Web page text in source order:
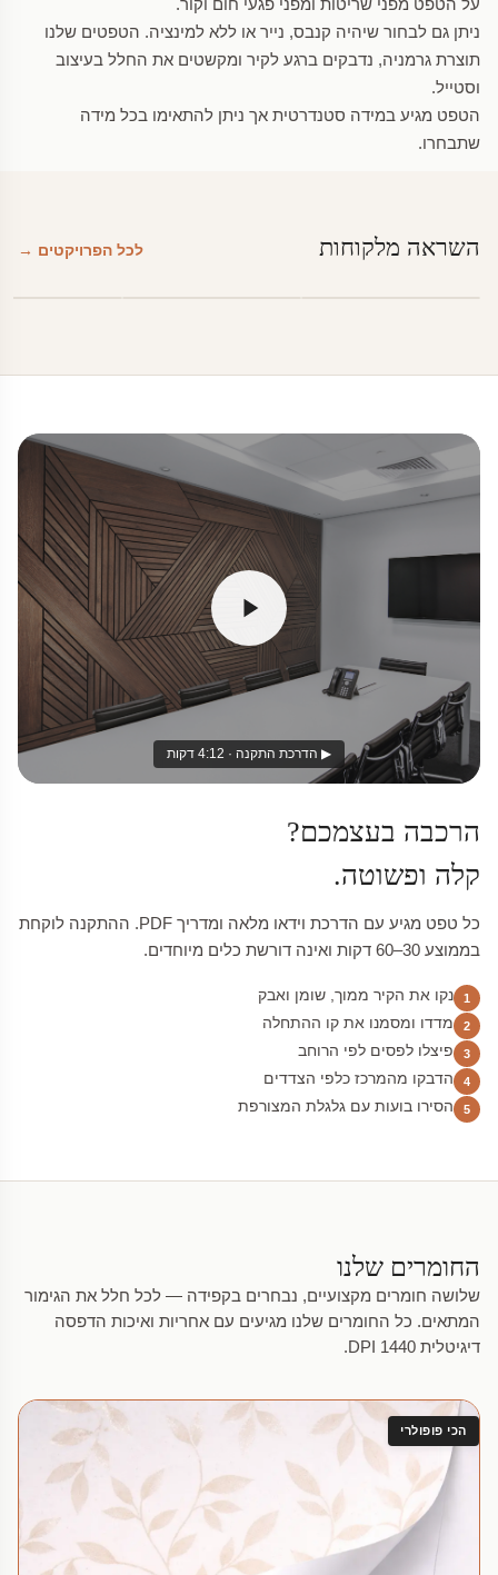
על הטפט מפני שריטות ומפני פגעי חום וקור.
ניתן גם לבחור שיהיה קנבס, נייר או ללא למינציה. הטפטים שלנו
תוצרת גרמניה, נדבקים ברגע לקיר ומקשטים את החלל בעיצוב
וסטייל.
הטפט מגיע במידה סטנדרטית אך ניתן להתאימו בכל מידה
שתבחרו.
השראה מלקוחות לכל הפרויקטים →
▶ הדרכת התקנה · 4:12 דקות
הרכבה בעצמכם?
קלה ופשוטה.
כל טפט מגיע עם הדרכת וידאו מלאה ומדריך PDF. ההתקנה לוקחת
בממוצע 30–60 דקות ואינה דורשת כלים מיוחדים.
1 נקו את הקיר ממוך, שומן ואבק
2 מדדו ומסמנו את קו ההתחלה
3 פיצלו לפסים לפי הרוחב
4 הדבקו מהמרכז כלפי הצדדים
5 הסירו בועות עם גלגלת המצורפת
החומרים שלנו
שלושה חומרים מקצועיים, נבחרים בקפידה — לכל חלל את הגימור
המתאים. כל החומרים שלנו מגיעים עם אחריות ואיכות הדפסה
דיגיטלית 1440 DPI.
הכי פופולרי